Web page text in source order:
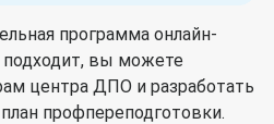
программа онлайн-
подходит, вы можете
центра ДПО и разработать
профпереподготовки.